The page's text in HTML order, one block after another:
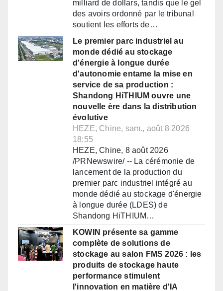
milliard de dollars, tandis que le gel
des avoirs ordonné par le tribunal
soutient les efforts de…
Le premier parc industriel au
monde dédié au stockage
d'énergie à longue durée
d'autonomie entame la mise en
service de sa production :
Shandong HiTHIUM ouvre une
nouvelle ère dans la distribution
évolutive
HEZE, Chine, sam., août 8 2026
18:55
HEZE, Chine, 8 août 2026
/PRNewswire/ -- La cérémonie de
lancement de la production du
premier parc industriel intégré au
monde dédié au stockage d'énergie
à longue durée (LDES) de
Shandong HiTHIUM…
KOWIN présente sa gamme
complète de solutions de
stockage au salon FMS 2026 : les
produits de stockage haute
performance stimulent
l'innovation en matière d'IA